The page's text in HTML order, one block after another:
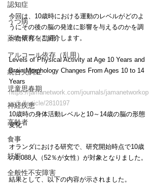
認知症
うつ病
薬物依存（乱用）
アルコール依存（乱用）
統合失調症
児童思春期
神経疾患
高齢者
食事
妊娠
全般性不安障害
今回は、10歳時における運動のレベルがどのよ
うにその後の脳の発達に影響を与えるのかを調
べた研究をご紹介します。
Levels of Physical Activity at Age 10 Years and
Brain Morphology Changes From Ages 10 to 14
Years
https://jamanetwork.com/journals/jamanetworkop
en/fullarticle/2810197
10歳時の身体活動レベルと10～14歳の脳の形態
変化
オランダにおける研究で、研究開始時点で10歳
の1,088人（52％が女性）が対象となりました。
結果として、以下の内容が示されました。